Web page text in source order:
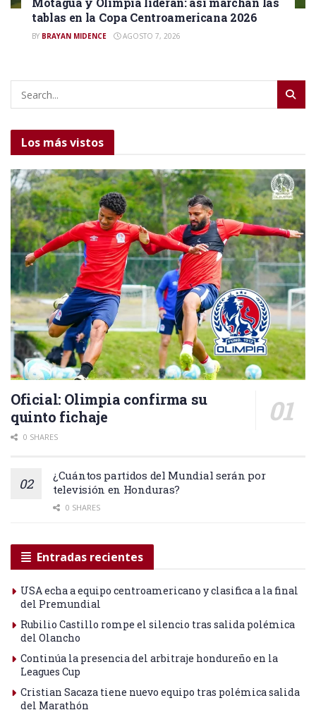
tablas en la Copa Centroamericana 2026
BY BRAYAN MIDENCE AGOSTO 7, 2026
Los más vistos
Oficial: Olimpia confirma su
quinto fichaje
0 SHARES
¿Cuántos partidos del Mundial serán por
televisión en Honduras?
0 SHARES
Entradas recientes
USA echa a equipo centroamericano y clasifica a la final
del Premundial
Rubilio Castillo rompe el silencio tras salida polémica
del Olancho
Continúa la presencia del arbitraje hondureño en la
Leagues Cup
Cristian Sacaza tiene nuevo equipo tras polémica salida
del Marathón